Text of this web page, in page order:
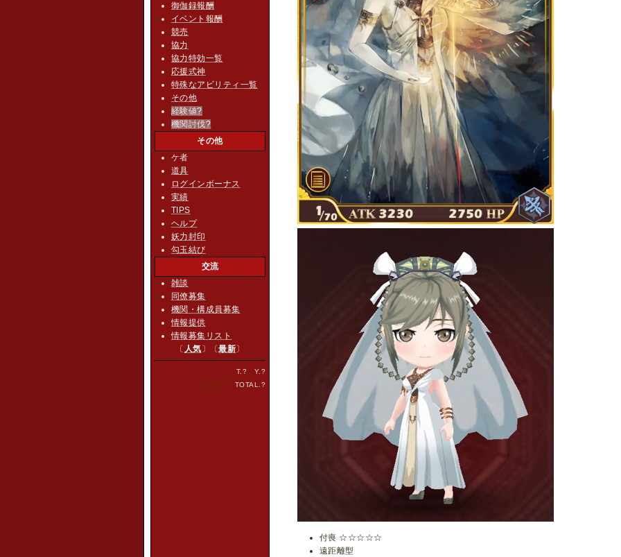
付喪 ☆☆☆☆☆
遠距離型
御伽録報酬
イベント報酬
競売
協力
協力特効一覧
応援式神
特殊なアビリティ一覧
その他
経験値?
機関討伐?
その他
ケ者
道具
ログインボーナス
実績
TIPS
ヘルプ
妖力封印
勾玉結び
交流
雑談
同僚募集
機関・構成員募集
情報提供
情報募集リスト
〔 人気 〕〔最新〕
T. ? Y. ?
NOW. ? TOTAL. ?